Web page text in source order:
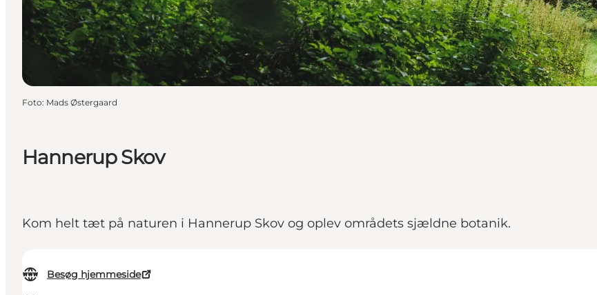
Hannerup Skov
Kom helt tæt på naturen i Hannerup Skov og oplev områdets sjældne botanik.
Besøg hjemmeside
Foto: Mads Østergaard